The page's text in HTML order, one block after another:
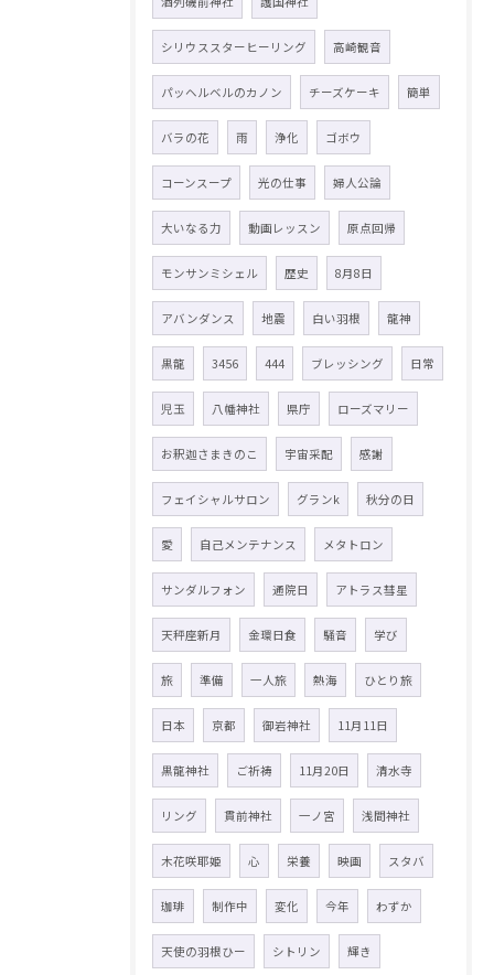
シリウススターヒーリング 高崎観音
パッヘルベルのカノン チーズケーキ 簡単
バラの花 雨 浄化 ゴボウ
コーンスープ 光の仕事 婦人公論
大いなる力 動画レッスン 原点回帰
モンサンミシェル 歴史 8月8日
アバンダンス 地震 白い羽根 龍神
黒龍 3456 444 ブレッシング 日常
児玉 八幡神社 県庁 ローズマリー
お釈迦さまきのこ 宇宙采配 感謝
フェイシャルサロン グランk 秋分の日
愛 自己メンテナンス メタトロン
サンダルフォン 通院日 アトラス彗星
天秤座新月 金環日食 騒音 学び
旅 準備 一人旅 熱海 ひとり旅
日本 京都 御岩神社 11月11日
黒龍神社 ご祈祷 11月20日 清水寺
リング 貫前神社 一ノ宮 浅間神社
木花咲耶姫 心 栄養 映画 スタバ
珈琲 制作中 変化 今年 わずか
天使の羽根ひー シトリン 輝き